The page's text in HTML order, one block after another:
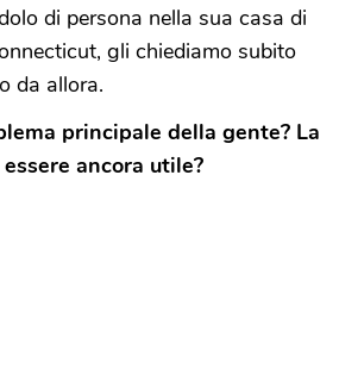
di persona nella sua casa di
gli chiediamo subito
da allora.
principale della gente? La
essere ancora utile?